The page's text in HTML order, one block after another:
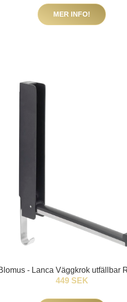
MER INFO!
- Lanca Väggkrok utfällbar
449 SEK